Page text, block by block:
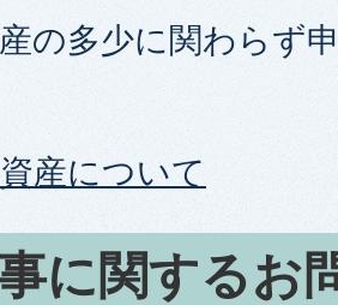
の多少に関わらず
産について
に関するお